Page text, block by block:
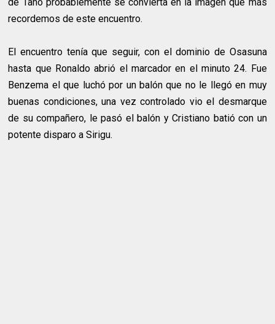
recordemos de este encuentro.
El encuentro tenía que seguir, con el dominio de Osasuna
hasta que Ronaldo abrió el marcador en el minuto 24. Fue
Benzema el que luchó por un balón que no le llegó en muy
buenas condiciones, una vez controlado vio el desmarque
de su compañero, le pasó el balón y Cristiano batió con un
potente disparo a Sirigu.